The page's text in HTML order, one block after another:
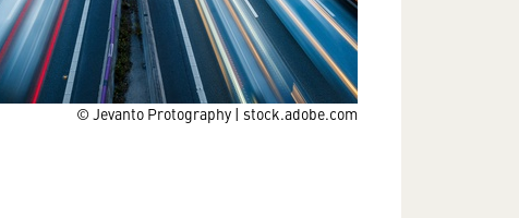
© Jevanto Protography | stock.adobe.com